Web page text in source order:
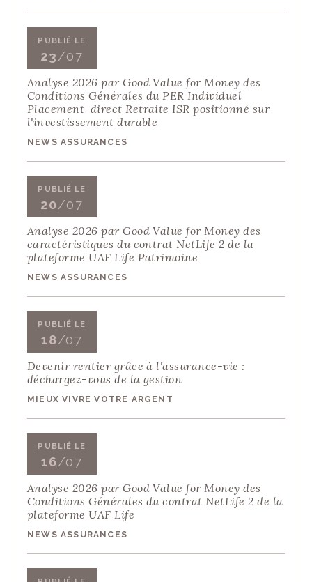
PUBLIÉ LE
23/07
Analyse 2026 par Good Value for Money des
Conditions Générales du PER Individuel
Placement-direct Retraite ISR positionné sur
l'investissement durable
NEWS ASSURANCES
PUBLIÉ LE
20/07
Analyse 2026 par Good Value for Money des
caractéristiques du contrat NetLife 2 de la
plateforme UAF Life Patrimoine
NEWS ASSURANCES
PUBLIÉ LE
18/07
Devenir rentier grâce à l'assurance-vie :
déchargez-vous de la gestion
MIEUX VIVRE VOTRE ARGENT
PUBLIÉ LE
16/07
Analyse 2026 par Good Value for Money des
Conditions Générales du contrat NetLife 2 de la
plateforme UAF Life
NEWS ASSURANCES